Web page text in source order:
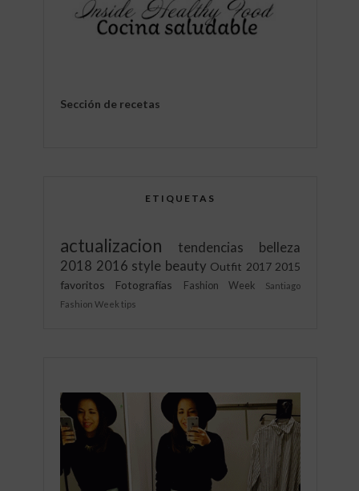
Sección de recetas
ETIQUETAS
actualizacion tendencias
belleza
2018 2016 style beauty Outfit 2017 2015
favoritos
Fotografías Fashion Week
Santiago
Fashion Week tips